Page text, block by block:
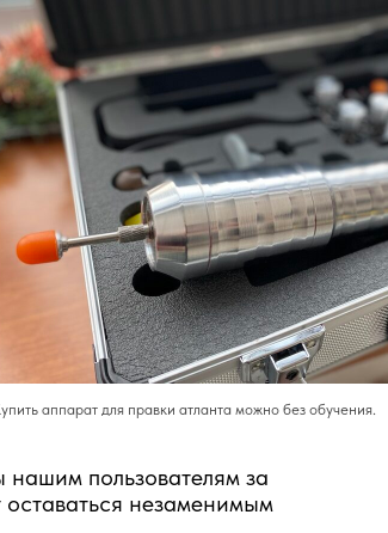
аппарат для правки атланта можно без обучения.
пользователям за
незаменимым